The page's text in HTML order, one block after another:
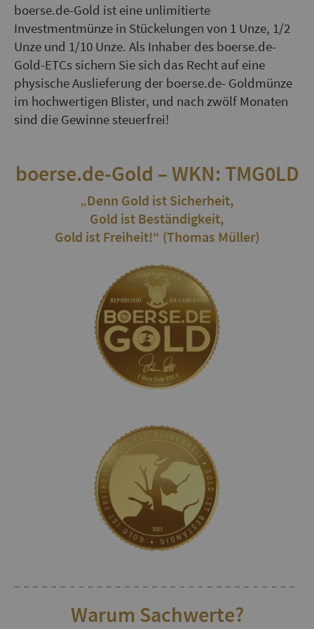
boerse.de-Gold ist eine unlimitierte
Investmentmünze in Stückelungen von 1 Unze, 1/2
Unze und 1/10 Unze. Als Inhaber des boerse.de-
Gold-ETCs sichern Sie sich das Recht auf eine
physische Auslieferung der boerse.de- Goldmünze
im hochwertigen Blister, und nach zwölf Monaten
sind die Gewinne steuerfrei!
boerse.de-Gold – WKN: TMG0LD
„Denn Gold ist Sicherheit,
Gold ist Beständigkeit,
Gold ist Freiheit!“ (Thomas Müller)
Warum Sachwerte?